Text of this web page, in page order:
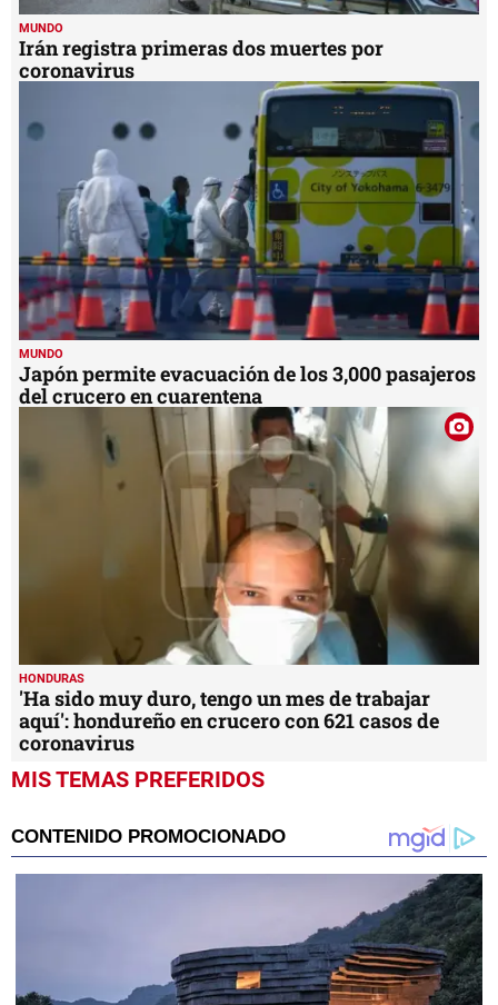
MUNDO
Irán registra primeras dos muertes por
coronavirus
MUNDO
Japón permite evacuación de los 3,000 pasajeros
del crucero en cuarentena
HONDURAS
'Ha sido muy duro, tengo un mes de trabajar
aquí': hondureño en crucero con 621 casos de
coronavirus
MIS TEMAS PREFERIDOS